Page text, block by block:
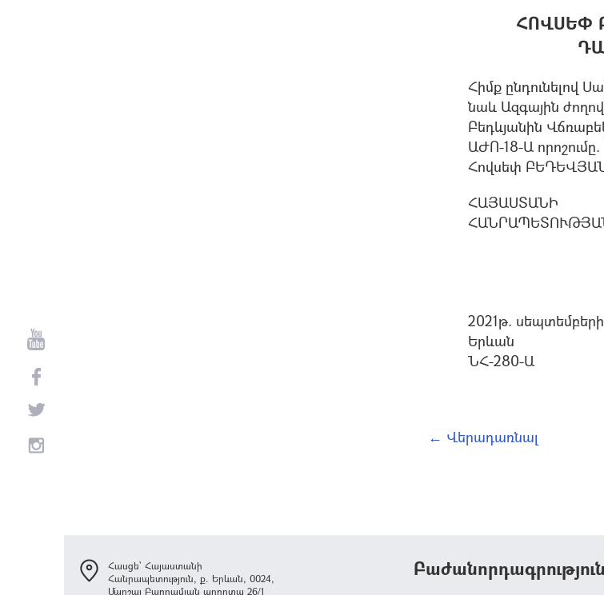
ՀՈՎՍԵՓ
Հիմք ընդունելով
նաև Ազգային
Բեդևյանին
ԱԺՈ-18-Ա որոշումը.
Հովսեփ
ՀԱՅԱՍՏԱՆԻ
2021թ. սեպտեմբերի
Երևան
ՆՀ-280-Ա
← Վերադառնալ
Բաժանորդագրություն
Հասցե՝ Հայաստանի
Հանրապետություն, ք. Երևան, 0024,
Մարշալ Բաղրամյան պողոտա 26/1